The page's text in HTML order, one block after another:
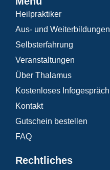
Heilpraktiker
Aus- und Weiterbildungen
Selbsterfahrung
Veranstaltungen
Über Thalamus
Kostenloses Infogespräch
Kontakt
Gutschein bestellen
FAQ
Rechtliches